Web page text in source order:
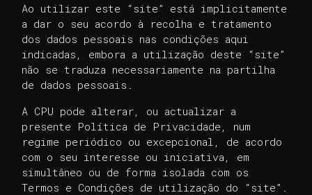
Ao utilizar este “site” está implicitamente
a dar o seu acordo à recolha e tratamento
dos dados pessoais nas condições aqui
indicadas, embora a utilização deste “site”
não se traduza necessariamente na partilha
de dados pessoais.
A CPU pode alterar, ou actualizar a
presente Política de Privacidade, num
regime periódico ou excepcional, de acordo
com o seu interesse ou iniciativa, em
simultâneo ou de forma isolada com os
Termos e Condições de utilização do “site”.